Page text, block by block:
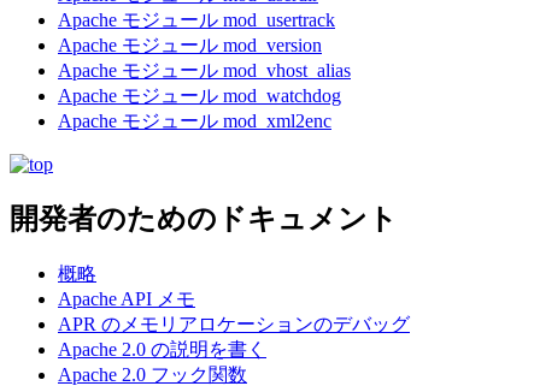
Apache モジュール mod_usertrack
Apache モジュール mod_version
Apache モジュール mod_vhost_alias
Apache モジュール mod_watchdog
Apache モジュール mod_xml2enc
開発者のためのドキュメント
概略
Apache API メモ
APR のメモリアロケーションのデバッグ
Apache 2.0 の説明を書く
Apache 2.0 フック関数